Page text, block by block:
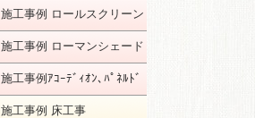
施工事例 ロールスクリーン
施工事例 ローマンシェード
施工事例ｱｺｰﾃﾞｨｵﾝ､ﾊﾟﾈﾙﾄﾞ
施工事例 床工事